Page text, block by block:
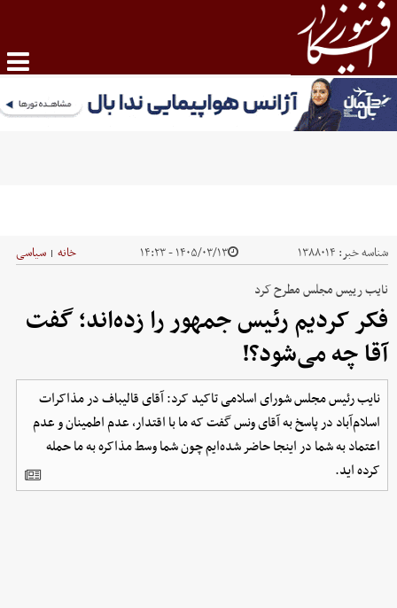
شناسه خبر: ۱۳۸۸۰۱۴ ۱۴۰۵/۰۳/۱۳ - ۱۴:۲۳ خانه | سیاسی
نایب رییس مجلس مطرح کرد
فکر کردیم رئیس جمهور را زده‌اند؛ گفت
آقا چه می‌شود؟!
نایب رئیس مجلس شورای اسلامی تاکید کرد: آقای قالیباف در مذاکرات
اسلام‌آباد در پاسخ به آقای ونس گفت که ما با اقتدار، عدم اطمینان و عدم
اعتماد به شما در اینجا حاضر شده‌ایم چون شما وسط مذاکره به ما حمله
کرده اید.